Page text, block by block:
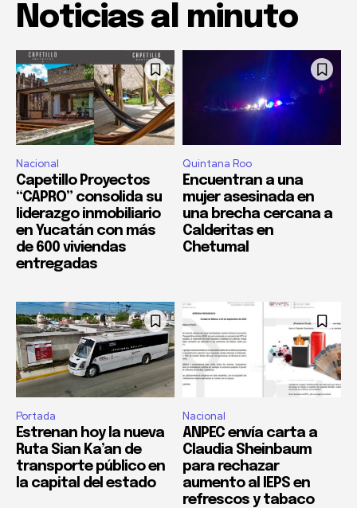
Noticias al minuto
Nacional
Capetillo Proyectos
“CAPRO” consolida su
liderazgo inmobiliario
en Yucatán con más
de 600 viviendas
entregadas
Quintana Roo
Encuentran a una
mujer asesinada en
una brecha cercana a
Calderitas en
Chetumal
Portada
Estrenan hoy la nueva
Ruta Sian Ka’an de
transporte público en
la capital del estado
Nacional
ANPEC envía carta a
Claudia Sheinbaum
para rechazar
aumento al IEPS en
refrescos y tabaco